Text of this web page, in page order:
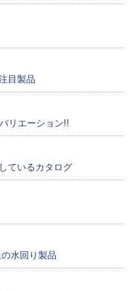
目製品
リエーション!!
ているカタログ
水回り製品